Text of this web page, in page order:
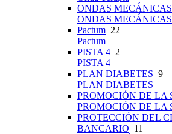
ONDAS MECÁNICAS
ONDAS MECÁNICAS
Pactum 22
Pactum
PISTA 4 2
PISTA 4
PLAN DIABETES 9
PLAN DIABETES
PROMOCIÓN DE LA
PROMOCIÓN DE LA
PROTECCIÓN DEL
BANCARIO 11